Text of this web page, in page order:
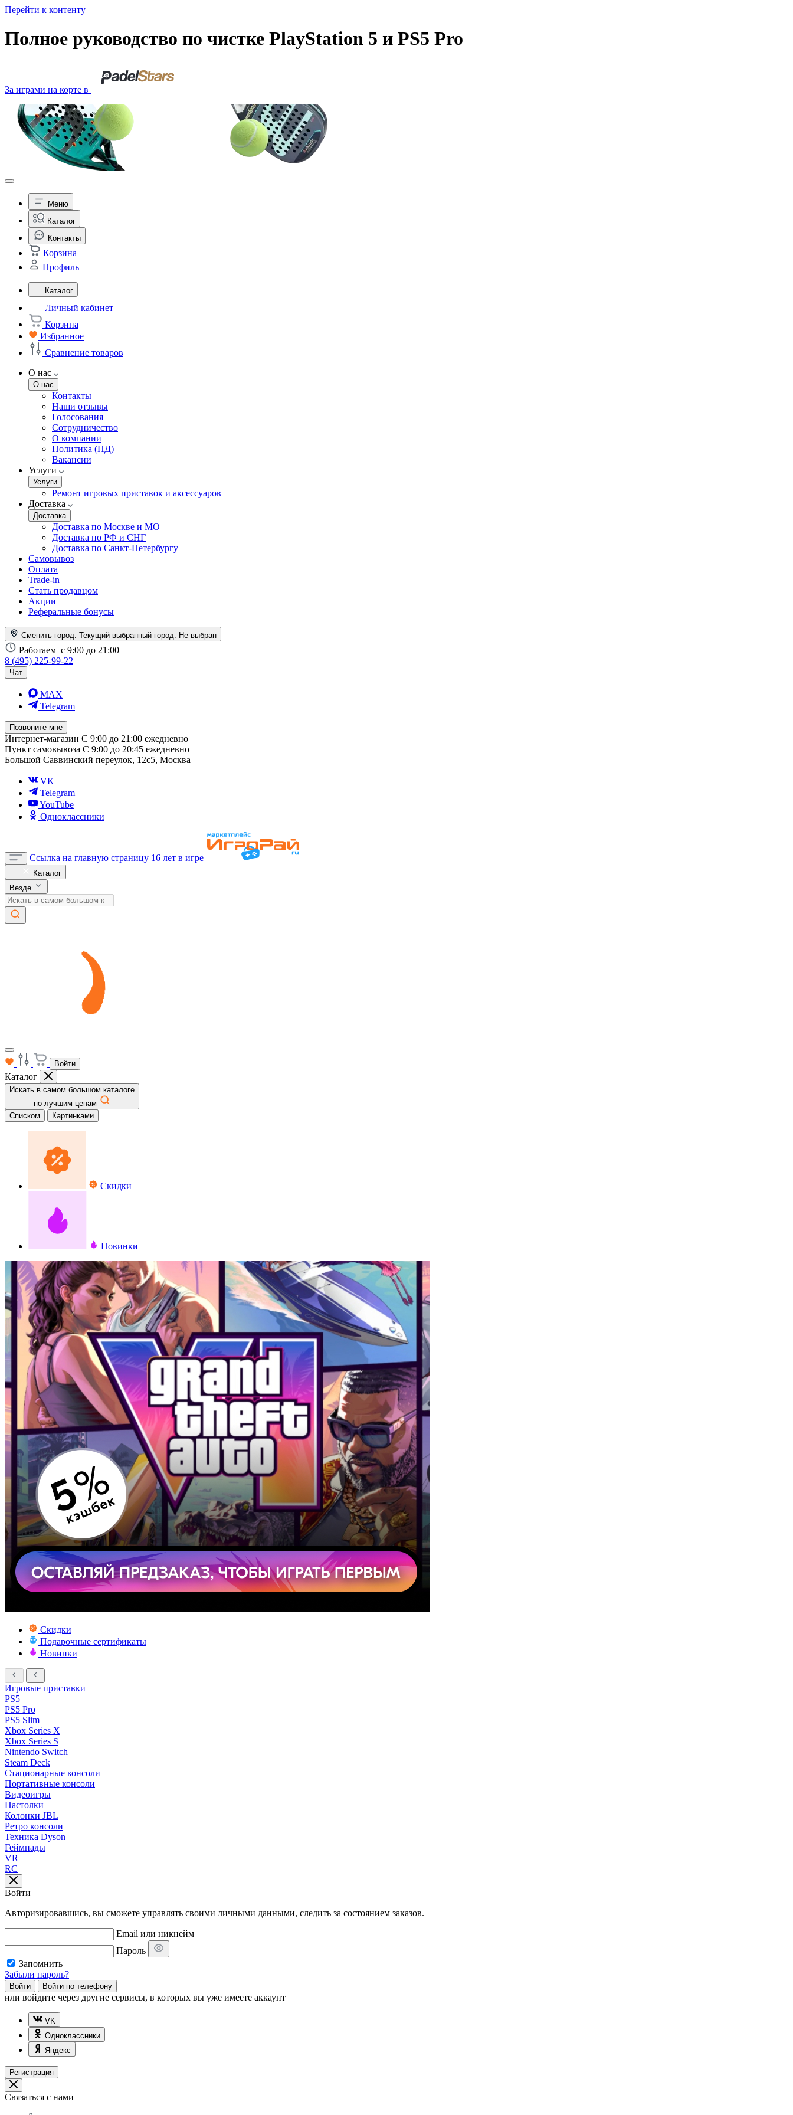
Перейти к контенту
Полное руководство по чистке PlayStation 5 и PS5 Pro
За играми на корте в
Меню
Каталог
Контакты
Корзина
Профиль
Каталог
Личный кабинет
Корзина
Избранное
Сравнение товаров
О нас
О нас
Контакты
Наши отзывы
Голосования
Сотрудничество
О компании
Политика (ПД)
Вакансии
Услуги
Услуги
Ремонт игровых приставок и аксессуаров
Доставка
Доставка
Доставка по Москве и МО
Доставка по РФ и СНГ
Доставка по Санкт-Петербургу
Самовывоз
Оплата
Trade-in
Стать продавцом
Акции
Реферальные бонусы
Сменить город. Текущий выбранный город: Не выбран
Работаем с 9:00 до 21:00
8 (495) 225-99-22
Чат
MAX
Telegram
Позвоните мне
Интернет-магазин С 9:00 до 21:00 ежедневно
Пункт самовывоза С 9:00 до 20:45 ежедневно
Большой Саввинский переулок, 12с5, Москва
VK
Telegram
YouTube
Одноклассники
Ссылка на главную страницу 16 лет в игре
Каталог
Везде
Войти
Каталог
Искать в самом большом каталоге
по лучшим ценам
Списком
Картинками
Скидки
Новинки
Скидки
Подарочные сертификаты
Новинки
Игровые приставки
PS5
PS5 Pro
PS5 Slim
Xbox Series X
Xbox Series S
Nintendo Switch
Steam Deck
Стационарные консоли
Портативные консоли
Видеоигры
Настолки
Колонки JBL
Ретро консоли
Техника Dyson
Геймпады
VR
RC
Войти
Авторизировавшись, вы сможете управлять своими личными данными, следить за состоянием заказов.
Email или никнейм
Пароль
Запомнить
Забыли пароль?
Войти Войти по телефону
или войдите через другие сервисы, в которых вы уже имеете аккаунт
VK
Одноклассники
Яндекс
Регистрация
Связаться с нами